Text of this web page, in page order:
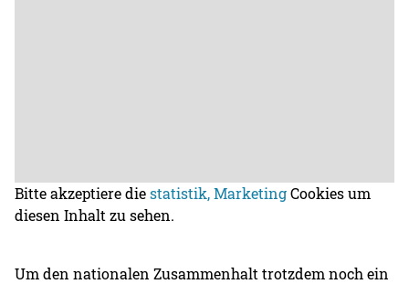
Bitte akzeptiere diestatistik, MarketingCookies um
diesen Inhalt zu sehen.
Um den nationalen Zusammenhalt trotzdem noch ein